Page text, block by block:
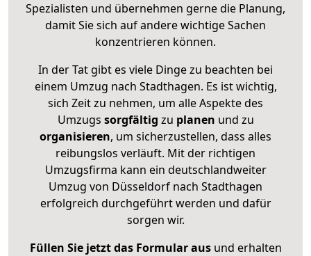
Spezialisten und übernehmen gerne die Planung,
damit Sie sich auf andere wichtige Sachen
konzentrieren können.
In der Tat gibt es viele Dinge zu beachten bei
einem Umzug nach Stadthagen. Es ist wichtig,
sich Zeit zu nehmen, um alle Aspekte des
Umzugs sorgfältig zu planen und zu
organisieren, um sicherzustellen, dass alles
reibungslos verläuft. Mit der richtigen
Umzugsfirma kann ein deutschlandweiter
Umzug von Düsseldorf nach Stadthagen
erfolgreich durchgeführt werden und dafür
sorgen wir.
Füllen Sie jetzt das Formular ausund erhalten